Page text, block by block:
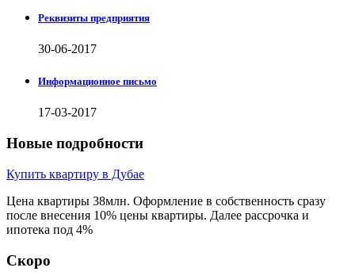
Реквизиты предприятия
30-06-2017
Информационное письмо
17-03-2017
Новые подробности
Купить квартиру в Дубае
Цена квартиры 38млн. Оформление в собственность сразу
после внесения 10% цены квартиры. Далее рассрочка и
ипотека под 4%
Скоро